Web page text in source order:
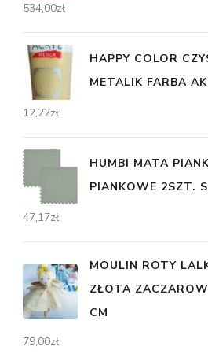
534,00zł
HAPPY COLOR
METALIK FARBA
12,22zł
HUMBI MATA
PIANKOWE 2SZT.
47,17zł
MOULIN ROTY
ZŁOTA
CM
79,00zł